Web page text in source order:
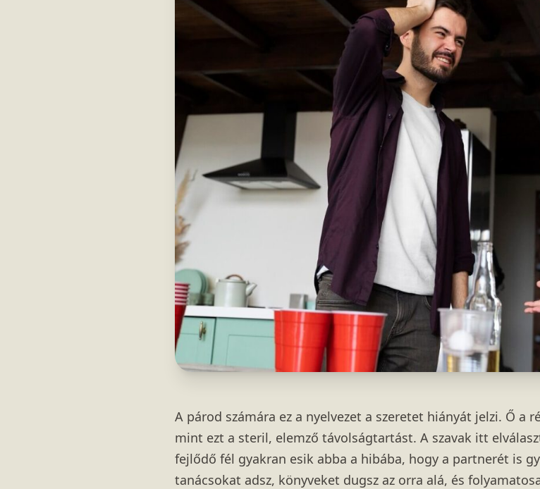
A párod számára ez a nyelvezet a szeretet hiányát jelzi. Ő a
mint ezt a steril, elemző távolságtartást. A szavak itt
fejlődő fél gyakran esik abba a hibába, hogy a partnerét is
tanácsokat adsz, könyveket dugsz az orra alá, és